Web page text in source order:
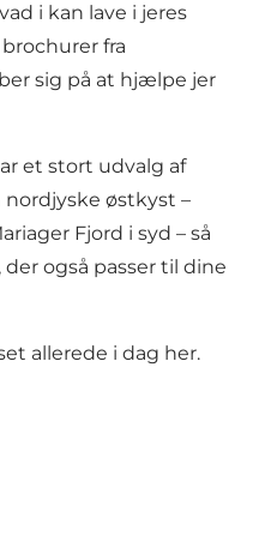
i kan lave i jeres
fra
sig på at hjælpe jer
et stort udvalg af
østkyst –
Fjord i syd – så
også passer til dine
allerede i dag her.